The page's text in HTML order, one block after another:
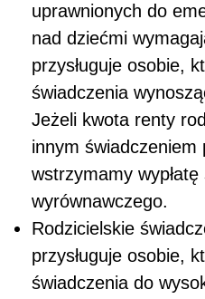
uprawnionych do
nad dziećmi
przysługuje osobie,
świadczenia
Jeżeli kwota renty
innym świadczeniem
wstrzymamy
wyrównawczego.
Rodzicielskie
przysługuje osobie,
świadczenia do